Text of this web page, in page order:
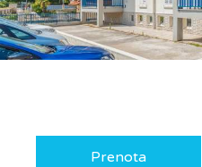
Prenota